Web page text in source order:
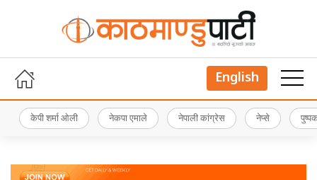
English
केपी शर्मा ओली नेकपा एमाले नेपाली कांग्रेस नेप्से